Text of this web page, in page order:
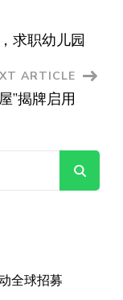
求职幼儿园
ARTICLE
”揭牌启用
全球招募